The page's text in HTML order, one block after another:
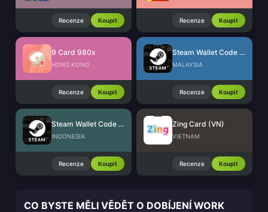
Recenze Koupit Recenze Koupit
9 Card 980x
HONG KONG
Recenze Koupit
Steam Wallet Code (MYR)
MALAYSIA
Recenze Koupit
Steam Wallet Code (IDR)
INDONESIA
Recenze Koupit
Zing Card (VN)
VIETNAM
Recenze Koupit
CO BYSTE MĚLI VĚDĚT O DOBÍJENÍ WORK